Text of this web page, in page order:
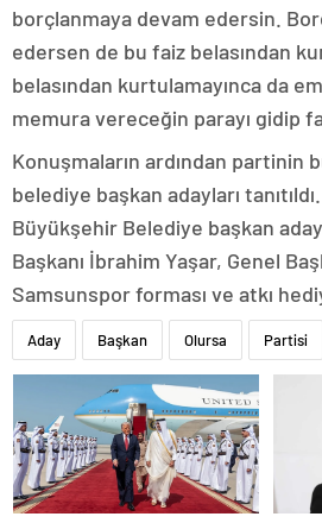
borçlanmaya devam edersin.
edersen de bu faiz belasından
belasından kurtulamayınca da
memura vereceğin parayı gidip
Konuşmaların ardından partinin
belediye başkan adayları
Büyükşehir Belediye başkan
Başkanı İbrahim Yaşar, Genel
Samsunspor forması ve atkı
Aday Başkan Olursa Partisi